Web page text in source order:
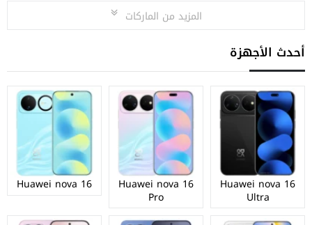
المزيد من الماركات
أحدث الأجهزة
Huawei nova 16
Ultra
Huawei nova 16
Pro
Huawei nova 16